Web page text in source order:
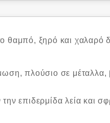
ξηρό και χαλαρό
πλούσιο σε μέταλλα,
επιδερμίδα λεία και